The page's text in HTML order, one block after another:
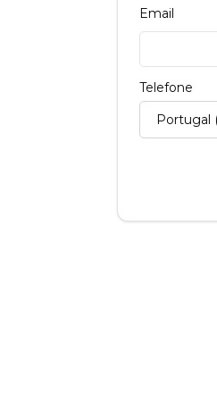
Email
Telefone
Portugal